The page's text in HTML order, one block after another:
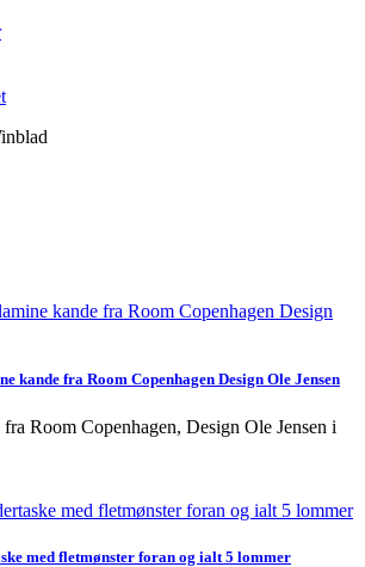
kande fra Room Copenhagen Design Ole Jensen
Room Copenhagen, Design Ole Jensen i
med fletmønster foran og ialt 5 lommer